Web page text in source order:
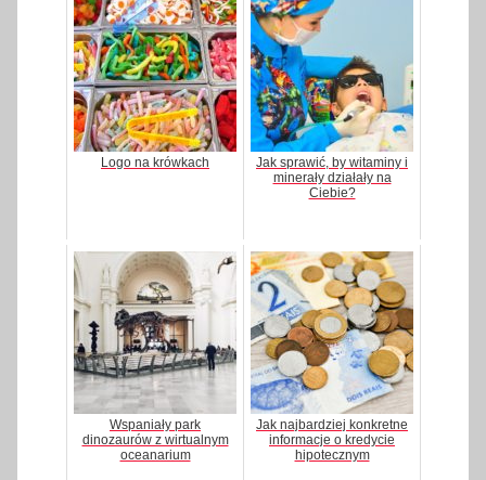
Logo na krówkach
Jak sprawić, by witaminy i
minerały działały na
Ciebie?
Wspaniały park
dinozaurów z wirtualnym
oceanarium
Jak najbardziej konkretne
informacje o kredycie
hipotecznym